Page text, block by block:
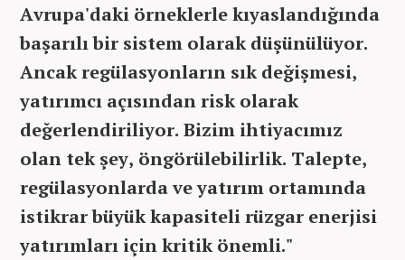
Avrupa'daki örneklerle kıyaslandığında
başarılı bir sistem olarak düşünülüyor.
Ancak regülasyonların sık değişmesi,
yatırımcı açısından risk olarak
değerlendiriliyor. Bizim ihtiyacımız
olan tek şey, öngörülebilirlik. Talepte,
regülasyonlarda ve yatırım ortamında
istikrar büyük kapasiteli rüzgar enerjisi
yatırımları için kritik önemli."